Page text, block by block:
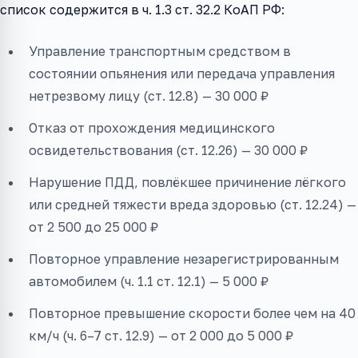
список содержится в ч. 1.3 ст. 32.2 КоАП РФ:
Управление транспортным средством в
состоянии опьянения или передача управления
нетрезвому лицу (ст. 12.8) — 30 000 ₽
Отказ от прохождения медицинского
освидетельствования (ст. 12.26) — 30 000 ₽
Нарушение ПДД, повлёкшее причинение лёгкого
или средней тяжести вреда здоровью (ст. 12.24) —
от 2 500 до 25 000 ₽
Повторное управление незарегистрированным
автомобилем (ч. 1.1 ст. 12.1) — 5 000 ₽
Повторное превышение скорости более чем на 40
км/ч (ч. 6–7 ст. 12.9) — от 2 000 до 5 000 ₽